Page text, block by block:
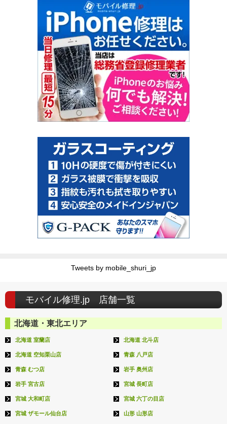
Tweets by mobile_shuri_jp
モバイル修理.jp 店舗一覧
北海道・東北エリア
北海道 室蘭店 北海道 北斗店
北海道 空知栗山店 青森 八戸店
青森 むつ店 岩手 奥州店
岩手 宮古店 宮城 長町店
宮城 大和町店 宮城 六丁の目店
宮城 ザモール仙台店 山形 山形店